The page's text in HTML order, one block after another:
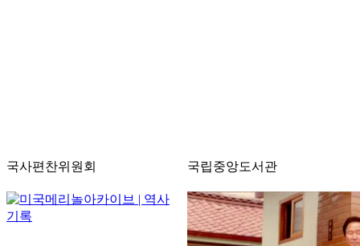
국사편찬위원회 국립중앙도서관